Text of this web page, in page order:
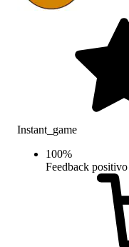
Instant_game
100%
Feedback positivo